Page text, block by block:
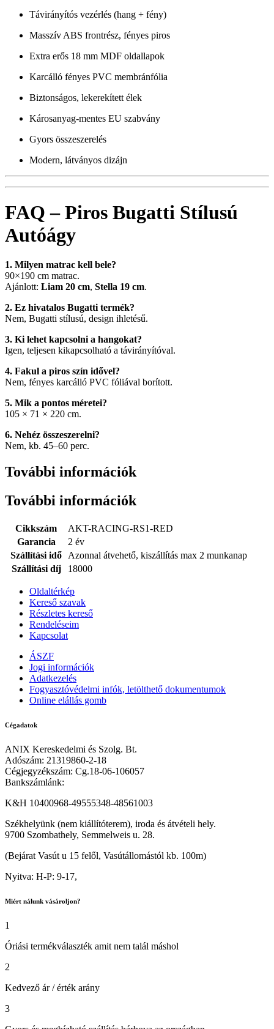
Távirányítós vezérlés (hang + fény)
Masszív ABS frontrész, fényes piros
Extra erős 18 mm MDF oldallapok
Karcálló fényes PVC membránfólia
Biztonságos, lekerekített élek
Károsanyag-mentes EU szabvány
Gyors összeszerelés
Modern, látványos dizájn
FAQ – Piros Bugatti Stílusú
Autóágy
1. Milyen matrac kell bele?
90×190 cm matrac.
Ajánlott: Liam 20 cm, Stella 19 cm.
2. Ez hivatalos Bugatti termék?
Nem, Bugatti stílusú, design ihletésű.
3. Ki lehet kapcsolni a hangokat?
Igen, teljesen kikapcsolható a távirányítóval.
4. Fakul a piros szín idővel?
Nem, fényes karcálló PVC fóliával borított.
5. Mik a pontos méretei?
105 × 71 × 220 cm.
6. Nehéz összeszerelni?
Nem, kb. 45–60 perc.
További információk
További információk
Cikkszám
AKT-RACING-RS1-RED
Garancia
2 év
Szállítási idő
Azonnal átvehető, kiszállítás max 2 munkanap
Szállítási díj
18000
Oldaltérkép
Kereső szavak
Részletes kereső
Rendeléseim
Kapcsolat
ÁSZF
Jogi információk
Adatkezelés
Fogyasztóvédelmi infók, letölthető dokumentumok
Online elállás gomb
Cégadatok
ANIX Kereskedelmi és Szolg. Bt.
Adószám: 21319860-2-18
Cégjegyzékszám: Cg.18-06-106057
Bankszámlánk:
K&H 10400968-49555348-48561003
Székhelyünk (nem kiállítóterem), iroda és átvételi hely.
9700 Szombathely, Semmelweis u. 28.
(Bejárat Vasút u 15 felől, Vasútállomástól kb. 100m)
Nyitva: H-P: 9-17,
Miért nálunk vásároljon?
1
Óriási termékválaszték amit nem talál máshol
2
Kedvező ár / érték arány
3